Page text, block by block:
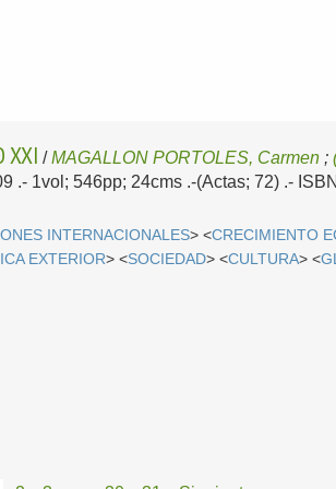
XXI /MAGALLON PORTOLES, Carmen ;
.- 1vol; 546pp; 24cms .-(Actas; 72) .-
INTERNACIONALES> <CRECIMIENTO
EXTERIOR> <SOCIEDAD> <CULTURA> <